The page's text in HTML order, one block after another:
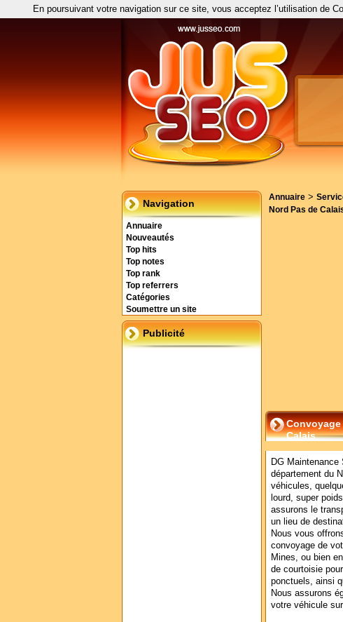
Navigation
Annuaire
Nouveautés
Top hits
Top notes
Top rank
Top referrers
Catégories
Soumettre un site
Publicité
Annuaire >
Nord Pas de
Calais
DG
département du
véhicules,
lourd, super
assurons le
un lieu de
Nous vous
convoyage de
Mines, ou bien
de courtoisie
ponctuels, ainsi
Nous assurons
votre véhicule
En poursuivant votre navigation sur ce site, vous acceptez l’utilisation de